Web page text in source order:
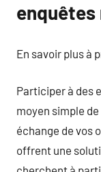
enquêtes
En savoir plus à
Participer à des
moyen simple
échange de vos
offrent une